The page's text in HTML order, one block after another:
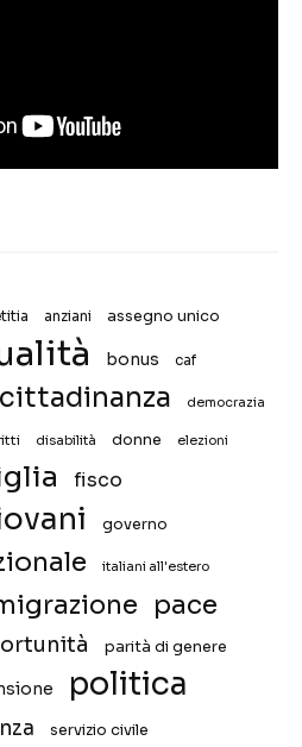
anziani assegno unico
bonus caf
cittadinanza democrazia
disabilità donne elezioni
fisco
governo
italiani all'estero
pace
parità di genere
politica
servizio civile